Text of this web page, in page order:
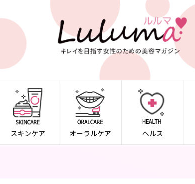
スキンケア オーラルケア ヘルス